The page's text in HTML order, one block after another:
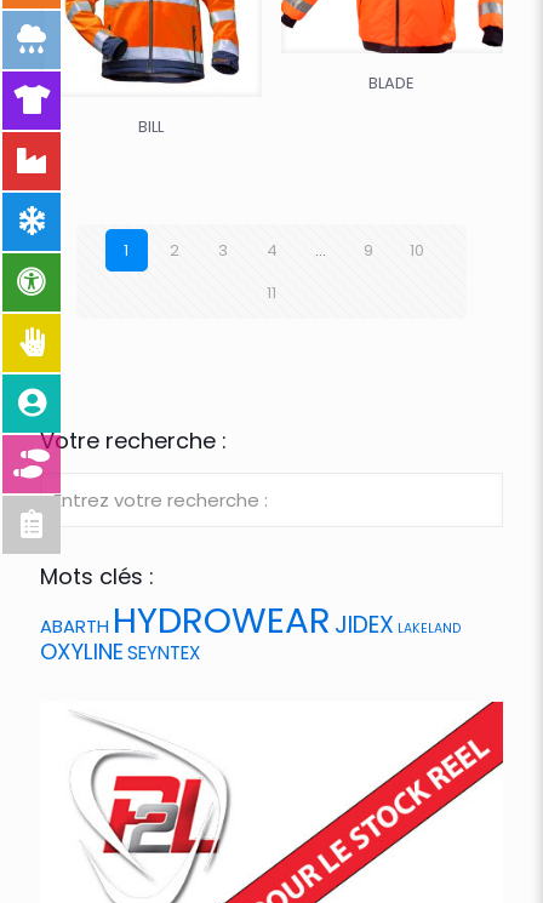
BILL
BLADE
1 2 3 4 … 9
10
11
Votre recherche :
Mots clés :
ABARTH HYDROWEAR JIDEX LAKELAND
OXYLINESEYNTEX